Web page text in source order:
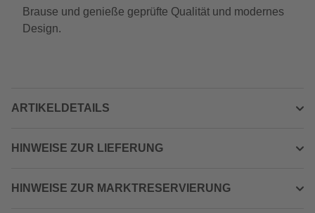
Brause und genieße geprüfte Qualität und modernes
Design.
ARTIKELDETAILS
HINWEISE ZUR LIEFERUNG
HINWEISE ZUR MARKTRESERVIERUNG